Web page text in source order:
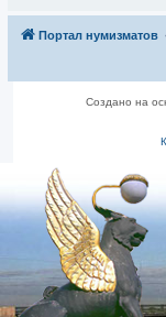
Портал нумизматов
Создано на